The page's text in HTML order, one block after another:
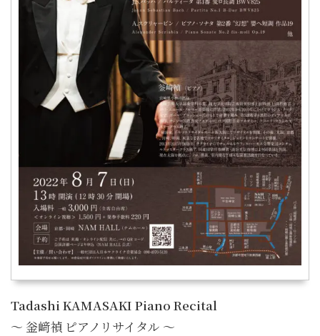
Tadashi KAMASAKI Piano Recital
～ 釡﨑禎 ピアノリサイタル ～